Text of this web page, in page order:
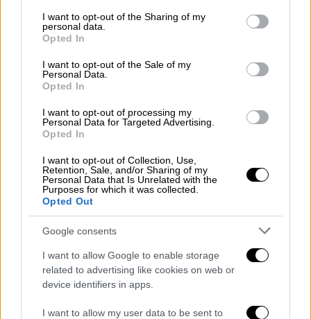
not limited to your visit or usage behaviour. You may click to
grant or deny consent to Google and its third-party tags to
use your data for below specified purposes in below Google
consent section.
I want to opt-out of the Sharing of my
personal data.
Opted In
I want to opt-out of the Sale of my
Personal Data.
Opted In
I want to opt-out of processing my
Personal Data for Targeted Advertising.
Opted In
I want to opt-out of Collection, Use,
Retention, Sale, and/or Sharing of my
Personal Data that Is Unrelated with the
Purposes for which it was collected.
Opted Out
Google consents
I want to allow Google to enable storage
related to advertising like cookies on web or
device identifiers in apps.
I want to allow my user data to be sent to
Αθλητισμός|19.12.2020 01:05
Νικητής Φερστάπεν, θριαμβευτής
Φέτελ σε ένα τρελό κι απίθανο γκραν
Ο καλύτερος αγώνας της σεζόν,
ενδεχομένως και των τελευταίων ετών,
έγινε στη βροχερή πίστα του Χοκενχάιμ